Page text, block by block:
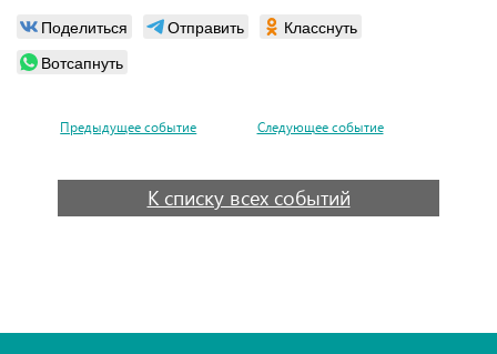
Поделиться Отправить
Класснуть
Вотсапнуть
Предыдущее событие Следующее событие
К списку всех событий